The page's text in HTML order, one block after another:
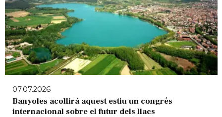
07.07.2026
Banyoles acollirà aquest estiu un congrés
internacional sobre el futur dels llacs